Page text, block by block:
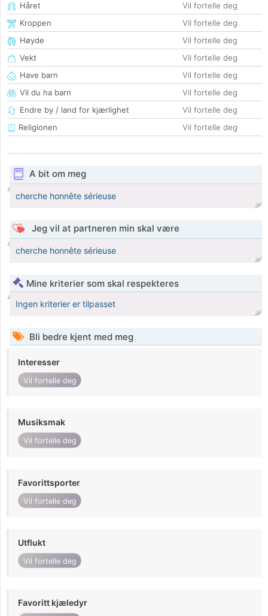
Håret
Vil fortelle deg
Kroppen
Vil fortelle deg
Høyde
Vil fortelle deg
Vekt
Vil fortelle deg
Have barn
Vil fortelle deg
Vil du ha barn
Vil fortelle deg
Endre by / land for kjærlighet
Vil fortelle deg
Religionen
Vil fortelle deg
A bit om meg
cherche honnête sérieuse
Jeg vil at partneren min skal være
cherche honnête sérieuse
Mine kriterier som skal respekteres
Ingen kriterier er tilpasset
Bli bedre kjent med meg
Interesser
Vil fortelle deg
Musiksmak
Vil fortelle deg
Favorittsporter
Vil fortelle deg
Utflukt
Vil fortelle deg
Favoritt kjæledyr